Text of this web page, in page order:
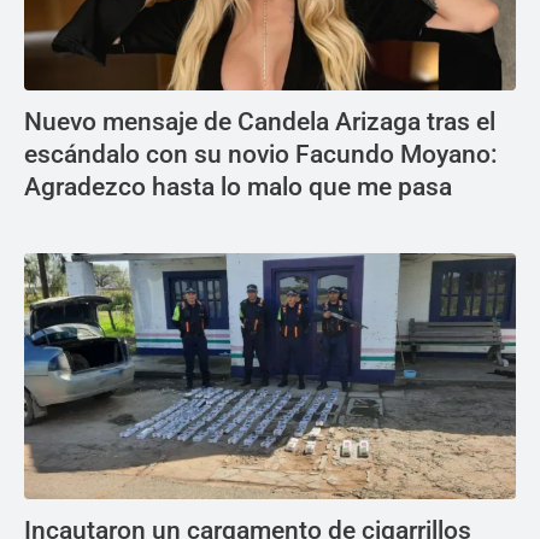
Nuevo mensaje de Candela Arizaga tras el
escándalo con su novio Facundo Moyano:
Agradezco hasta lo malo que me pasa
Incautaron un cargamento de cigarrillos